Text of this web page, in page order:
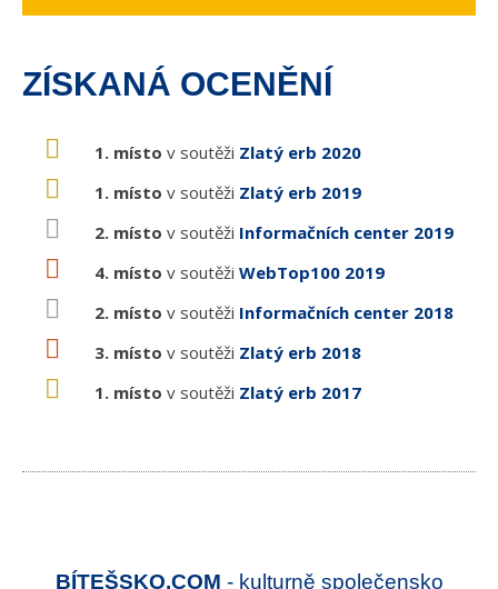
ZÍSKANÁ OCENĚNÍ
1. místo v soutěži Zlatý erb 2020
1. místo v soutěži Zlatý erb 2019
2. místo v soutěži Informačních center 2019
4. místo v soutěži WebTop100 2019
2. místo v soutěži Informačních center 2018
3. místo v soutěži Zlatý erb 2018
1. místo v soutěži Zlatý erb 2017
BÍTEŠSKO.COM - kulturně společensko